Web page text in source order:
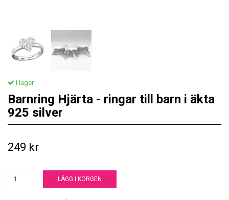
I lager
Barnring Hjärta - ringar till barn i äkta
925 silver
249 kr
LÄGG I KORGEN